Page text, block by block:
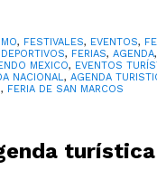
, FESTIVALES, EVENTOS,
, FERIAS, AGENDA,
MEXICO, EVENTOS
NACIONAL, AGENDA
, FERIA DE SAN MARCOS
turística